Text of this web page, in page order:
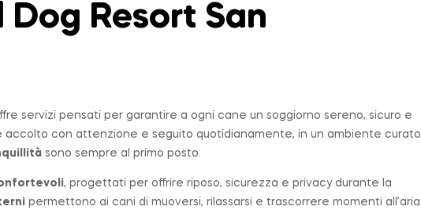
Dog Resort San
servizi pensati per garantire a ogni cane un soggiorno sereno, sicuro e
accolto con attenzione e seguito quotidianamente, in un ambiente curato
sono sempre al primo posto.
, progettati per offrire riposo, sicurezza e privacy durante la
permettono ai cani di muoversi, rilassarsi e trascorrere momenti all’aria